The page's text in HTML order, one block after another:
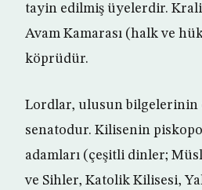
tayin edilmiş üyelerdir.
Avam Kamarası (halk ve
köprüdür.
Lordlar, ulusun bilgelerinin
senatodur. Kilisenin
adamları (çeşitli dinler;
ve Sihler, Katolik Kilisesi,